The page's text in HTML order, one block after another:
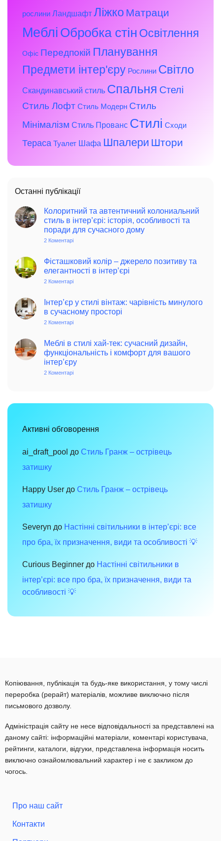
рослини Ландшафт Ліжко Матраци
Меблі Обробка стін Освітлення
Офіс Передпокій Планування
Предмети інтер'єру Рослини Світло
Скандинавський стиль Спальня Стелі
Стиль Лофт Стиль Модерн Стиль
Мінімалізм Стиль Прованс Стилі Сходи
Тераса Туалет Шафа Шпалери Штори
Останні публікації
Колоритний та автентичний колониальний
стиль в інтер’єрі: історія, особливості та
поради для сучасного дому
2 Коментарі
автентичний
колониальний
стиль
особливості
та
поради
Фісташковий колір – джерело позитиву та
елегантності в інтер’єрі
2 Коментарі
–
джерело
позитиву
інтер’єрі
Інтер’єр у стилі вінтаж: чарівність минулого
в сучасному просторі
2 Коментарі
стилі
вінтаж:
чарівність
минулого
в
Меблі в стилі хай-тек: сучасний дизайн,
функціональність і комфорт для вашого
інтер’єру
2 Коментарі
тек:
і
вашого
інтер’єру
Активні обговорення
ai_draft_pool до Стиль Гранж – острівець
затишку
Happy User до Стиль Гранж – острівець
затишку
Severyn до Настінні світильники в інтер’єрі: все
про бра, їх призначення, види та особливості 💡
Curious Beginner до Настінні світильники в
інтер’єрі: все про бра, їх призначення, види та
особливості 💡
Копіювання, публікація та будь-яке використання, у тому числі
переробка (рерайт) матеріалів, можливе виключно після
письмового дозволу.
Адміністрація сайту не несе відповідальності за представлені на
даному сайті: інформаційні матеріали, коментарі користувача,
рейтинги, каталоги, відгуки, представлена інформація носить
виключно ознайомлювальний характер і не є закликом до
чогось.
Про наш сайт
Контакти